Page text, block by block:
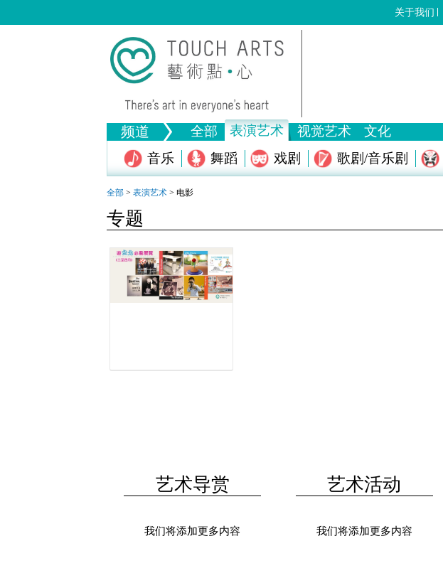
关于我们
频道 全部 表演艺术 视觉艺术 文化
音乐 舞蹈 戏剧 歌剧/音乐剧
绘画
生活
全部 > 表演艺术 > 电影
专题
专题
游台北必看展览(二至
四月)
艺术导赏
我们将添加更多内容
艺术活动
我们将添加更多内容